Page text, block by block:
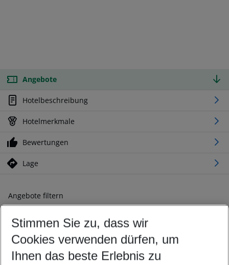
Angebote
Hotelbeschreibung
Hotelmerkmale
Bewertungen
Lage
Angebote filtern
Ändern Sie Ihre Kriterien nach Ihren Wünschen
Abflughafen wählen
Beliebiger Abflughafen
Reisezeitraum wählen
08.08.26– 06.08.27 5-8 Nächte
Stimmen Sie zu, dass wir
Cookies verwenden dürfen, um
Ihnen das beste Erlebnis zu